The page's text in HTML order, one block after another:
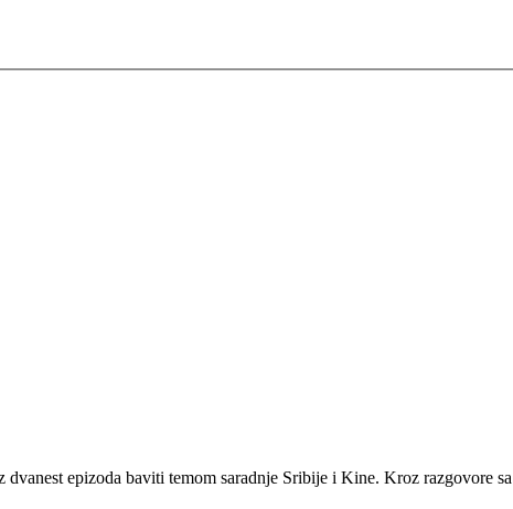
epizoda baviti temom saradnje Sribije i Kine. Kroz razgovore